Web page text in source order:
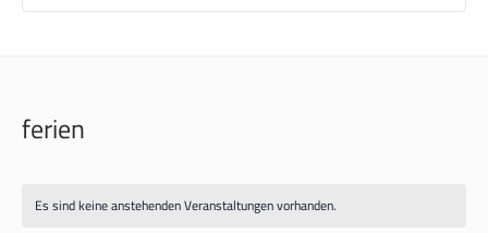
ferien
Es sind keine anstehenden Veranstaltungen vorhanden.